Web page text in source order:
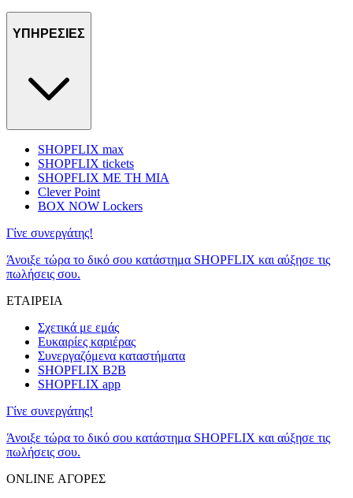
ΥΠΗΡΕΣΙΕΣ
SHOPFLIX max
SHOPFLIX tickets
SHOPFLIX ΜΕ ΤΗ ΜΙΑ
Clever Point
BOX NOW Lockers
Γίνε συνεργάτης!
Άνοιξε τώρα το δικό σου κατάστημα SHOPFLIX και αύξησε τις
πωλήσεις σου.
ΕΤΑΙΡΕΙΑ
Σχετικά με εμάς
Ευκαιρίες καριέρας
Συνεργαζόμενα καταστήματα
SHOPFLIX B2B
SHOPFLIX app
Γίνε συνεργάτης!
Άνοιξε τώρα το δικό σου κατάστημα SHOPFLIX και αύξησε τις
πωλήσεις σου.
ONLINE ΑΓΟΡΕΣ